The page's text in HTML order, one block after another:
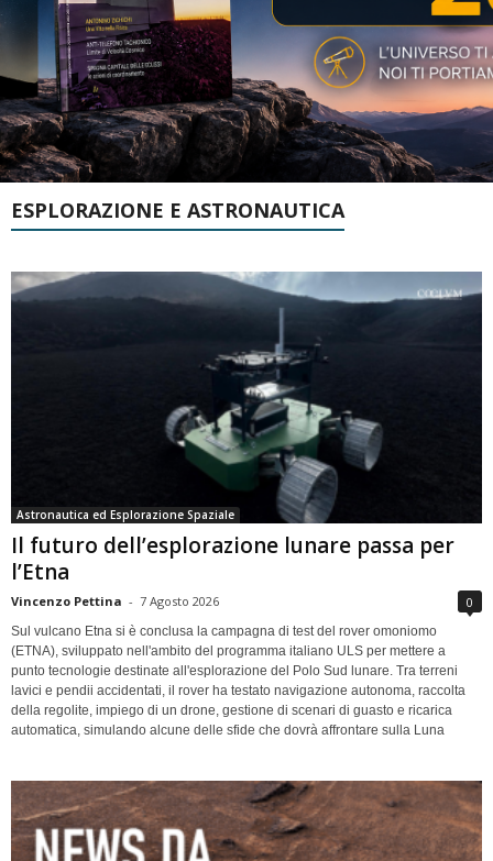
ESPLORAZIONE E ASTRONAUTICA
Astronautica ed Esplorazione Spaziale
Il futuro dell’esplorazione lunare passa per
l’Etna
Vincenzo Pettina - 7 Agosto 2026 0
Sul vulcano Etna si è conclusa la campagna di test del rover omoniomo
(ETNA), sviluppato nell'ambito del programma italiano ULS per mettere a
punto tecnologie destinate all'esplorazione del Polo Sud lunare. Tra terreni
lavici e pendii accidentati, il rover ha testato navigazione autonoma, raccolta
della regolite, impiego di un drone, gestione di scenari di guasto e ricarica
automatica, simulando alcune delle sfide che dovrà affrontare sulla Luna